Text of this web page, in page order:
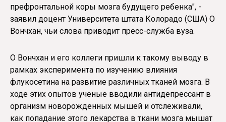
префронтальной коры мозга будущего ребенка", -
заявил доцент Университета штата Колорадо (США) О
Вончхан, чьи слова приводит пресс-служба вуза.
О Вончхан и его коллеги пришли к такому выводу в
рамках эксперимента по изучению влияния
флукосетина на развитие различных тканей мозга. В
ходе этих опытов ученые вводили антидепрессант в
организм новорожденных мышей и отслеживали,
как попадание этого лекарства в ткани мозга мышат